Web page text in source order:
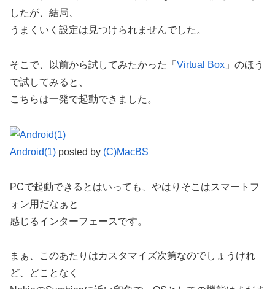
したが、結局、
うまくいく設定は見つけられませんでした。
そこで、以前から試してみたかった「 Virtual Box 」のほう
で試してみると、
こちらは一発で起動できました。
Android(1) posted by (C)MacBS
PCで起動できるとはいっても、やはりそこはスマートフ
ォン用だなぁと
感じるインターフェースです。
まぁ、このあたりはカスタマイズ次第なのでしょうけれ
ど、どことなく